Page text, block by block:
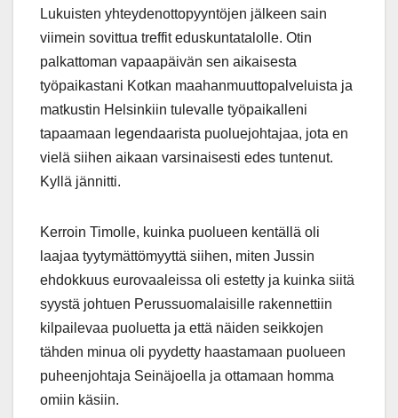
Lukuisten yhteydenottopyyntöjen jälkeen sain
viimein sovittua treffit eduskuntatalolle. Otin
palkattoman vapaapäivän sen aikaisesta
työpaikastani Kotkan maahanmuuttopalveluista ja
matkustin Helsinkiin tulevalle työpaikalleni
tapaamaan legendaarista puoluejohtajaa, jota en
vielä siihen aikaan varsinaisesti edes tuntenut.
Kyllä jännitti.
Kerroin Timolle, kuinka puolueen kentällä oli
laajaa tyytymättömyyttä siihen, miten Jussin
ehdokkuus eurovaaleissa oli estetty ja kuinka siitä
syystä johtuen Perussuomalaisille rakennettiin
kilpailevaa puoluetta ja että näiden seikkojen
tähden minua oli pyydetty haastamaan puolueen
puheenjohtaja Seinäjoella ja ottamaan homma
omiin käsiin.